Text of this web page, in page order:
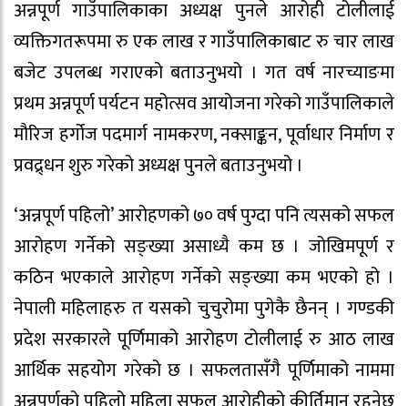
अन्नपूर्ण गाउँपालिकाका अध्यक्ष पुनले आरोही टोलीलाई
व्यक्तिगतरूपमा रु एक लाख र गाउँपालिकाबाट रु चार लाख
बजेट उपलब्ध गराएको बताउनुभयो । गत वर्ष नारच्याङमा
प्रथम अन्नपूर्ण पर्यटन महोत्सव आयोजना गरेको गाउँपालिकाले
मौरिज हर्गोज पदमार्ग नामकरण, नक्साङ्कन, पूर्वाधार निर्माण र
प्रवद्र्धन शुरु गरेको अध्यक्ष पुनले बताउनुभयो ।
‘अन्नपूर्ण पहिलो’ आरोहणको ७० वर्ष पुग्दा पनि त्यसको सफल
आरोहण गर्नेको सङ्ख्या असाध्यै कम छ । जोखिमपूर्ण र
कठिन भएकाले आरोहण गर्नेको सङ्ख्या कम भएको हो ।
नेपाली महिलाहरु त यसको चुचुरोमा पुगेकै छैनन् । गण्डकी
प्रदेश सरकारले पूर्णिमाको आरोहण टोलीलाई रु आठ लाख
आर्थिक सहयोग गरेको छ । सफलतासँगै पूर्णिमाको नाममा